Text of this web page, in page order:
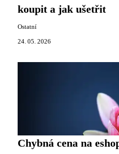
koupit a jak ušetřit
Ostatní
24. 05. 2026
Chybná cena na